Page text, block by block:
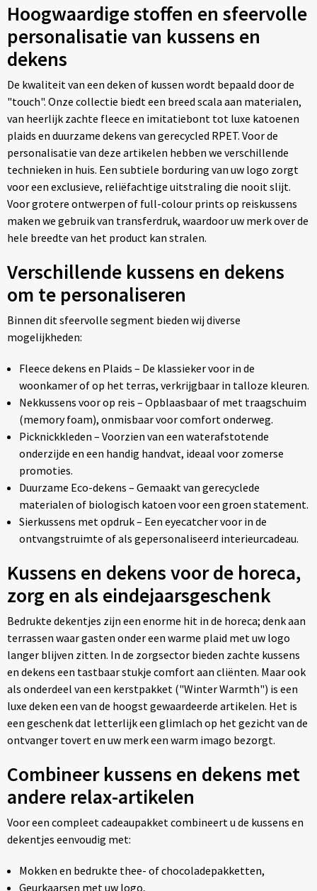
Hoogwaardige stoffen en sfeervolle
personalisatie van kussens en
dekens
De kwaliteit van een deken of kussen wordt bepaald door de
"touch". Onze collectie biedt een breed scala aan materialen,
van heerlijk zachte fleece en imitatiebont tot luxe katoenen
plaids en duurzame dekens van gerecycled RPET. Voor de
personalisatie van deze artikelen hebben we verschillende
technieken in huis. Een subtiele borduring van uw logo zorgt
voor een exclusieve, reliëfachtige uitstraling die nooit slijt.
Voor grotere ontwerpen of full-colour prints op reiskussens
maken we gebruik van transferdruk, waardoor uw merk over de
hele breedte van het product kan stralen.
Verschillende kussens en dekens
om te personaliseren
Binnen dit sfeervolle segment bieden wij diverse
mogelijkheden:
Fleece dekens en Plaids – De klassieker voor in de
woonkamer of op het terras, verkrijgbaar in talloze kleuren.
Nekkussens voor op reis – Opblaasbaar of met traagschuim
(memory foam), onmisbaar voor comfort onderweg.
Picknickkleden – Voorzien van een waterafstotende
onderzijde en een handig handvat, ideaal voor zomerse
promoties.
Duurzame Eco-dekens – Gemaakt van gerecyclede
materialen of biologisch katoen voor een groen statement.
Sierkussens met opdruk – Een eyecatcher voor in de
ontvangstruimte of als gepersonaliseerd interieurcadeau.
Kussens en dekens voor de horeca,
zorg en als eindejaarsgeschenk
Bedrukte dekentjes zijn een enorme hit in de horeca; denk aan
terrassen waar gasten onder een warme plaid met uw logo
langer blijven zitten. In de zorgsector bieden zachte kussens
en dekens een tastbaar stukje comfort aan cliënten. Maar ook
als onderdeel van een kerstpakket ("Winter Warmth") is een
luxe deken een van de hoogst gewaardeerde artikelen. Het is
een geschenk dat letterlijk een glimlach op het gezicht van de
ontvanger tovert en uw merk een warm imago bezorgt.
Combineer kussens en dekens met
andere relax-artikelen
Voor een compleet cadeaupakket combineert u de kussens en
dekentjes eenvoudig met:
Mokken en bedrukte thee- of chocoladepakketten,
Geurkaarsen met uw logo,